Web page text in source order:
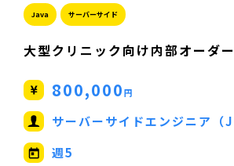
Java サーバーサイド
大型クリニック向け内部オーダ
800,000円
サーバーサイドエンジニア（
週5